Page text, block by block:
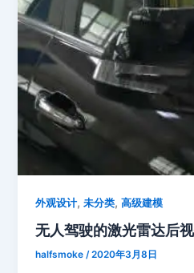
外观设计,未分类,高级建模
无人驾驶的激光雷达后
halfsmoke/2020年3月8日